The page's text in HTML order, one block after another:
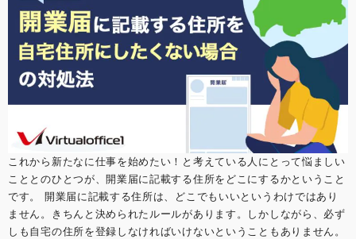
これから新たなに仕事を始めたい！と考えている人にとって悩ましい
こととのひとつが、開業届に記載する住所をどこにするかということ
です。 開業届に記載する住所は、どこでもいいというわけではあり
ません。きちんと決められたルールがあります。しかしながら、必ず
しも自宅の住所を登録しなければいけないということもありません。